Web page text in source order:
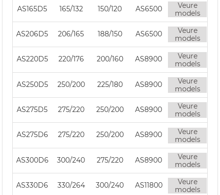
AS165D5 165/132 150/120 AS6500
Veure
models
AS206D5 206/165 188/150 AS6500
Veure
models
AS220D5 220/176 200/160 AS8900
Veure
models
AS250D5 250/200 225/180 AS8900
Veure
models
AS275D5 275/220 250/200 AS8900
Veure
models
AS275D6 275/220 250/200 AS8900
Veure
models
AS300D6 300/240 275/220 AS8900
Veure
models
AS330D6 330/264 300/240 AS11800
Veure
models